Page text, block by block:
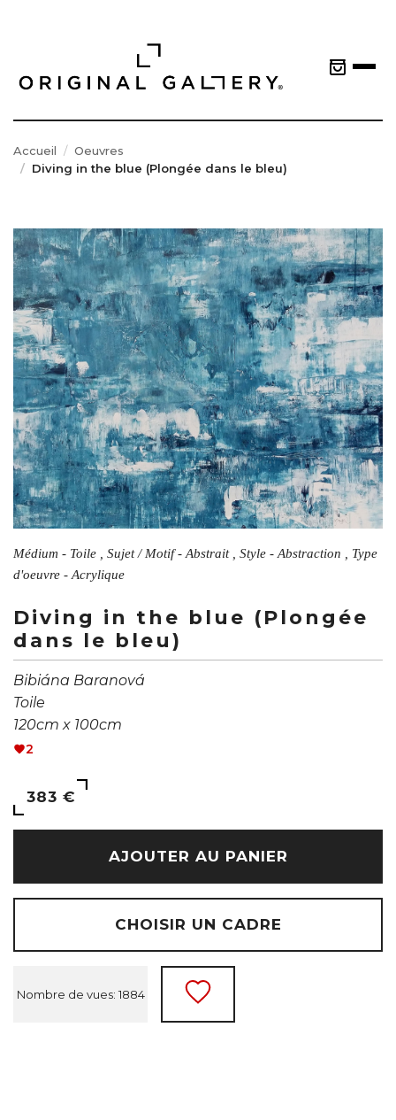
Accueil
Oeuvres
Diving in the blue (Plongée dans le bleu)
Médium - Toile , Sujet / Motif - Abstrait , Style - Abstraction , Type
d'oeuvre - Acrylique
Diving in the blue (Plongée
dans le bleu)
Bibiána Baranová
Toile
120cm x 100cm
2
383 €
AJOUTER AU PANIER
CHOISIR UN CADRE
Nombre de vues: 1884